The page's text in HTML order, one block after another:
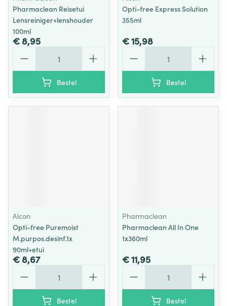
Pharmaclean Reisetui
Lensreiniger+lenshouder
100ml
€ 8,95
Bestel
Opti-free Express Solution
355ml
€ 15,98
Bestel
Alcon
Opti-free Puremoist
M.purpos.desinf.1x
90ml+etui
€ 8,67
Bestel
Pharmaclean
Pharmaclean All In One
1x360ml
€ 11,95
Bestel